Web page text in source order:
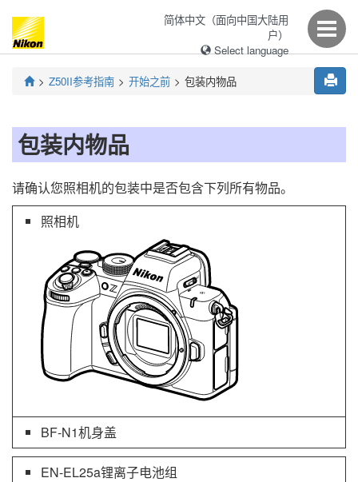
简体中文（面向中国大陆用
户）
Select language
Z50II参考指南 开始之前 包装内物品
包装内物品
请确认您照相机的包装中是否包含下列所有物品。
照相机
BF-N1机身盖
EN-EL25a锂离子电池组